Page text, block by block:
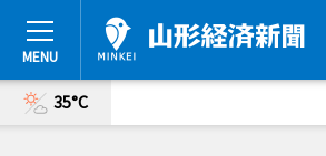
35°C